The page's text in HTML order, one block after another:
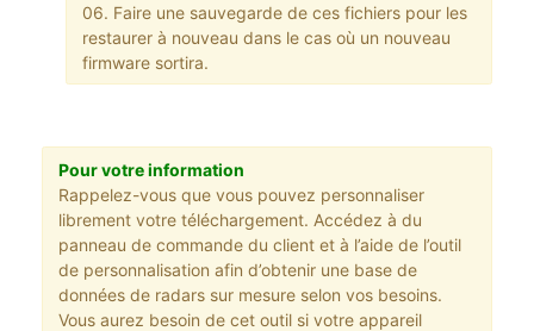
06. Faire une sauvegarde de ces fichiers pour les
restaurer à nouveau dans le cas où un nouveau
firmware sortira.
Pour votre information
Rappelez-vous que vous pouvez personnaliser
librement votre téléchargement. Accédez à du
panneau de commande du client et à l’aide de l’outil
de personnalisation afin d’obtenir une base de
données de radars sur mesure selon vos besoins.
Vous aurez besoin de cet outil si votre appareil